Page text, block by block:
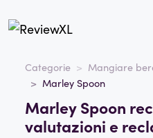
Categorie Mangiare
Marley Spoon
Marley Spoon
valutazioni e